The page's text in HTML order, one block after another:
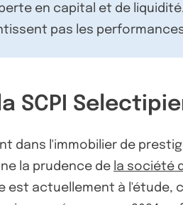
en capital et de
pas les
SCPI
dans l'immobilier de
la prudence de la société
est actuellement à